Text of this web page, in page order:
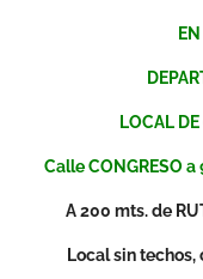
LOCAL
Calle CONGRESO
A 200 mts. de
Local sin